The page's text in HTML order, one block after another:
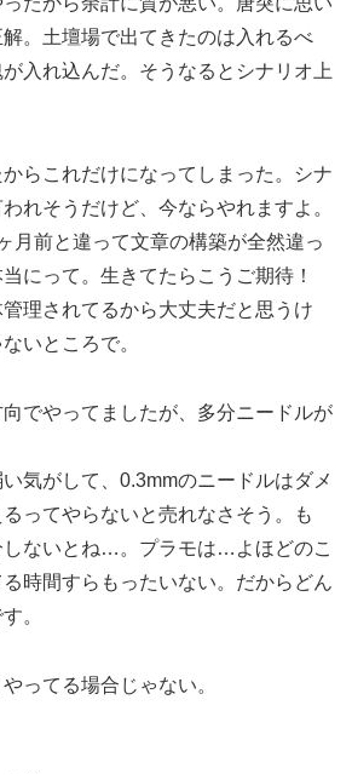
。土壇場で出てきたのは入れるべ
入れ込んだ。そうなるとシナリオ上
らこれだけになってしまった。シナ
れそうだけど、今ならやれますよ。
月前と違って文章の構築が全然違っ
当にって。生きてたらこうご期待！
理されてるから大丈夫だと思うけ
いところで。
でやってましたが、多分ニードルが
気がして、0.3mmのニードルはダメ
ってやらないと売れなさそう。も
しないとね…。プラモは…よほどのこ
時間すらもったいない。だからどん
。
ってる場合じゃない。